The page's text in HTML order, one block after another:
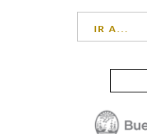
ir a...